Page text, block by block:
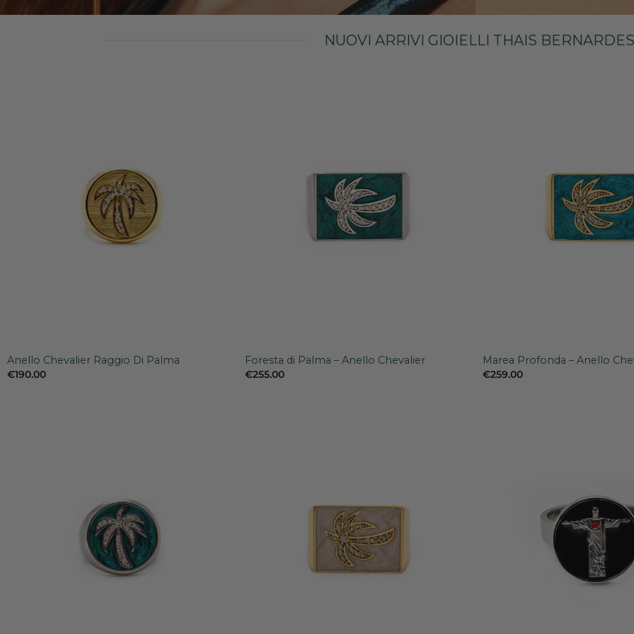
NUOVI ARRIVI GIOIELLI THAIS BERNARDES
Anello Chevalier Raggio Di Palma
€190.00
Foresta di Palma – Anello Chevalier
€255.00
Marea Profonda – Anello
€259.00